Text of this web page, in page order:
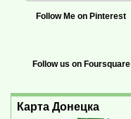
Follow Me on Pinterest
Follow us on Foursquare
Карта Донецка